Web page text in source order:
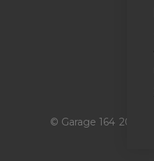
© Garage 164 2026